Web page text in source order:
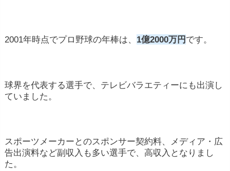
2001年時点でプロ野球の年棒は、 1億2000万円です。
球界を代表する選手で、テレビバラエティーにも出演し
ていました。
スポーツメーカーとのスポンサー契約料、メディア・広
告出演料など副収入も多い選手で、高収入となりまし
た。